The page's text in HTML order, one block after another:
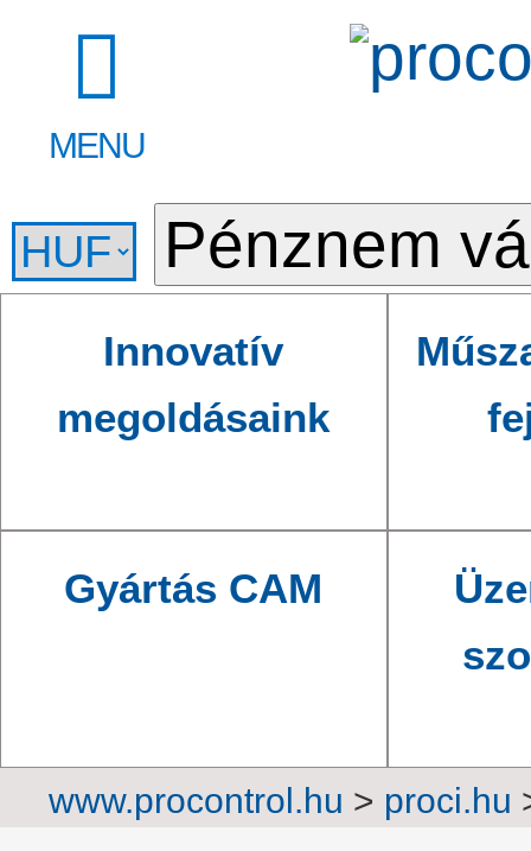
MENU
Innovatív
megoldásaink
Gyártás CAM
www.procontrol.hu > proci.hu